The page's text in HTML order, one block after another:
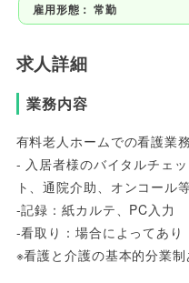
雇用形態： 常勤
求人詳細
業務内容
有料老人ホームでの看護業
- 入居者様のバイタルチェ
ト、通院介助、オンコール
-記録：紙カルテ、PC入力
-看取り：場合によってあり
※看護と介護の基本的分業制